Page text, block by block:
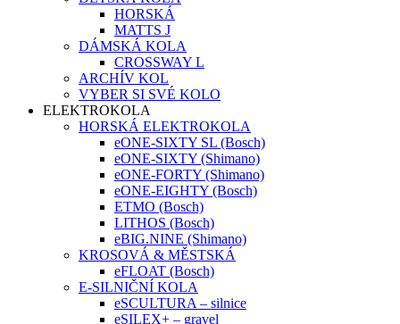
HORSKÁ
MATTS J
DÁMSKÁ KOLA
CROSSWAY L
ARCHÍV KOL
VYBER SI SVÉ KOLO
ELEKTROKOLA
HORSKÁ ELEKTROKOLA
eONE-SIXTY SL (Bosch)
eONE-SIXTY (Shimano)
eONE-FORTY (Shimano)
eONE-EIGHTY (Bosch)
ETMO (Bosch)
LITHOS (Bosch)
eBIG.NINE (Shimano)
KROSOVÁ & MĚSTSKÁ
eFLOAT (Bosch)
E-SILNIČNÍ KOLA
eSCULTURA – silnice
eSILEX+ – gravel